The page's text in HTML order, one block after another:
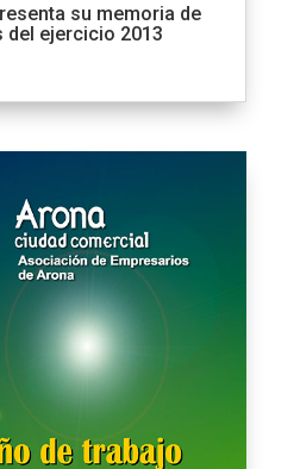
su memoria de
del ejercicio 2013